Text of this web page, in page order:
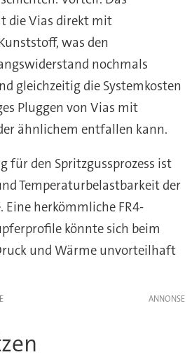
die Vias direkt mit
was den
nochmals
gleichzeitig die Systemkosten
Pluggen von Vias mit
ähnlichem entfallen kann.
für den Spritzgussprozess ist
Temperaturbelastbarkeit der
Eine herkömmliche FR4-
könnte sich beim
und Wärme unvorteilhaft